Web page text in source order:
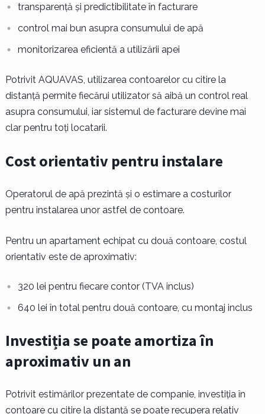
transparență și predictibilitate în facturare
control mai bun asupra consumului de apă
monitorizarea eficientă a utilizării apei
Potrivit AQUAVAS, utilizarea contoarelor cu citire la
distanță permite fiecărui utilizator să aibă un control real
asupra consumului, iar sistemul de facturare devine mai
clar pentru toți locatarii.
Cost orientativ pentru instalare
Operatorul de apă prezintă și o estimare a costurilor
pentru instalarea unor astfel de contoare.
Pentru un apartament echipat cu două contoare, costul
orientativ este de aproximativ:
320 lei pentru fiecare contor (TVA inclus)
640 lei în total pentru două contoare, cu montaj inclus
Investiția se poate amortiza în
aproximativ un an
Potrivit estimărilor prezentate de companie, investiția în
contoare cu citire la distanță se poate recupera relativ